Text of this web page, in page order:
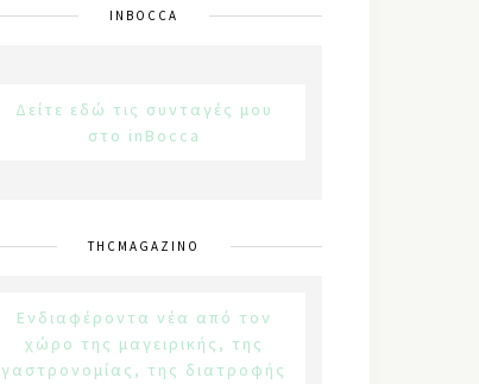
INBOCCA
Δείτε εδώ τις συνταγές μου
στο inBocca
THCMAGAZINO
Ενδιαφέροντα νέα από τον
χώρο της μαγειρικής, της
γαστρονομίας, της διατροφής